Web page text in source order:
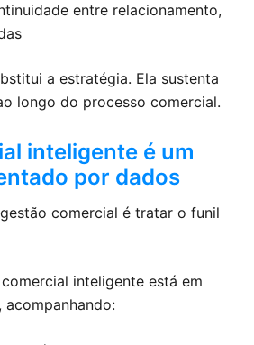
entre relacionamento,
a estratégia. Ela sustenta
longo do processo comercial.
inteligente é um
por dados
comercial é tratar o funil
inteligente está em